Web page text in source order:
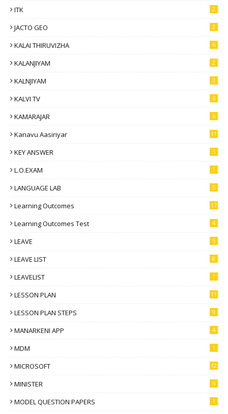
ITK 2
JACTO GEO 2
KALAI THIRUVIZHA 6
KALANJIYAM 2
KALNJIYAM 2
KALVI TV 6
KAMARAJAR 6
Kanavu Aasiriyar 11
KEY ANSWER 5
L.O.EXAM 1
LANGUAGE LAB 5
Learning Outcomes 17
Learning Outcomes Test 4
LEAVE 5
LEAVE LIST 8
LEAVELIST 1
LESSON PLAN 11
LESSON PLAN STEPS 9
MANARKENI APP 4
MDM 1
MICROSOFT 12
MINISTER 6
MODEL QUESTION PAPERS 1